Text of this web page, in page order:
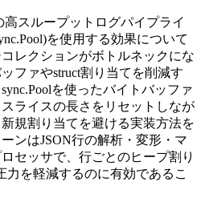
スループットログパイプライ
を使用する効果について
レクションがボトルネックにな
ファやstruct割り当てを削減す
を使ったバイトバッファ
ライスの長さをリセットしなが
規割り当てを避ける実装方法を
ンはJSON行の解析・変形・マ
セッサで、行ごとのヒープ割り
力を軽減するのに有効であるこ